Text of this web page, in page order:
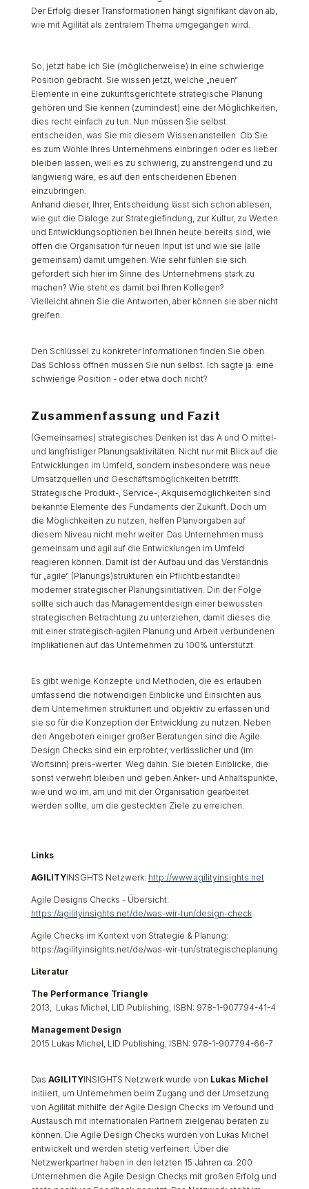
Der Erfolg dieser Transformationen hängt signifikant davon ab,
wie mit Agilität als zentralem Thema umgegangen wird.
So, jetzt habe ich Sie (möglicherweise) in eine schwierige
Position gebracht. Sie wissen jetzt, welche „neuen“
Elemente in eine zukunftsgerichtete strategische Planung
gehören und Sie kennen (zumindest) eine der Möglichkeiten,
dies recht einfach zu tun. Nun müssen Sie selbst
entscheiden, was Sie mit diesem Wissen anstellen. Ob Sie
es zum Wohle Ihres Unternehmens einbringen oder es lieber
bleiben lassen, weil es zu schwierig, zu anstrengend und zu
langwierig wäre, es auf den entscheidenen Ebenen
einzubringen.
Anhand dieser, Ihrer, Entscheidung lässt sich schon ablesen,
wie gut die Dialoge zur Strategiefindung, zur Kultur, zu Werten
und Entwicklungsoptionen bei Ihnen heute bereits sind, wie
offen die Organisation für neuen Input ist und wie sie (alle
gemeinsam) damit umgehen. Wie sehr fühlen sie sich
gefordert sich hier im Sinne des Unternehmens stark zu
machen? Wie steht es damit bei Ihren Kollegen?
Vielleicht ahnen Sie die Antworten, aber können sie aber nicht
greifen.
Den Schlüssel zu konkreter Informationen finden Sie oben.
Das Schloss öffnen müssen Sie nun selbst. Ich sagte ja: eine
schwierige Position - oder etwa doch nicht?
Zusammenfassung und Fazit
(Gemeinsames) strategisches Denken ist das A und O mittel-
und langfristiger Planungsaktivitäten. Nicht nur mit Blick auf die
Entwicklungen im Umfeld, sondern insbesondere was neue
Umsatzquellen und Geschäftsmöglichkeiten betrifft.
Strategische Produkt-, Service-, Akquisemöglichkeiten sind
bekannte Elemente des Fundaments der Zukunft. Doch um
die Möglichkeiten zu nutzen, helfen Planvorgaben auf
diesem Niveau nicht mehr weiter. Das Unternehmen muss
gemeinsam und agil auf die Entwicklungen im Umfeld
reagieren können. Damit ist der Aufbau und das Verständnis
für „agile“ (Planungs)strukturen ein Pflichtbestandteil
moderner strategischer Planungsinitiativen. Din der Folge
sollte sich auch das Managementdesign einer bewussten
strategischen Betrachtung zu unterziehen, damit dieses die
mit einer strategisch-agilen Planung und Arbeit verbundenen
Implikationen auf das Unternehmen zu 100% unterstützt.
Es gibt wenige Konzepte und Methoden, die es erlauben
umfassend die notwendigen Einblicke und Einsichten aus
dem Unternehmen strukturiert und objektiv zu erfassen und
sie so für die Konzeption der Entwicklung zu nutzen. Neben
den Angeboten einiger großer Beratungen sind die Agile
Design Checks sind ein erprobter, verlässlicher und (im
Wortsinn) preis-werter Weg dahin. Sie bieten Einblicke, die
sonst verwehrt bleiben und geben Anker- und Anhaltspunkte,
wie und wo im, am und mit der Organisation gearbeitet
werden sollte, um die gesteckten Ziele zu erreichen.
Links
AGILITYINSGHTS Netzwerk: http://www.agilityinsights.net
Agile Designs Checks - Übersicht:
https://agilityinsights.net/de/was-wir-tun/design-check
Agile Checks im Kontext von Strategie & Planung:
https://agilityinsights.net/de/was-wir-tun/strategischeplanung
Literatur
The Performance Triangle
2013, Lukas Michel, LID Publishing, ISBN: 978-1-907794-41-4
Management Design
2015 Lukas Michel, LID Publishing, ISBN: 978-1-907794-66-7
Das AGILITYINSIGHTS Netzwerk wurde von Lukas Michel
initiiert, um Unternehmen beim Zugang und der Umsetzung
von Agilität mithilfe der Agile Design Checks im Verbund und
Austausch mit internationalen Partnern zielgenau beraten zu
können. Die Agile Design Checks wurden von Lukas Michel
entwickelt und werden stetig verfeinert. Über die
Netzwerkpartner haben in den letzten 15 Jahren ca. 200
Unternehmen die Agile Design Checks mit großen Erfolg und